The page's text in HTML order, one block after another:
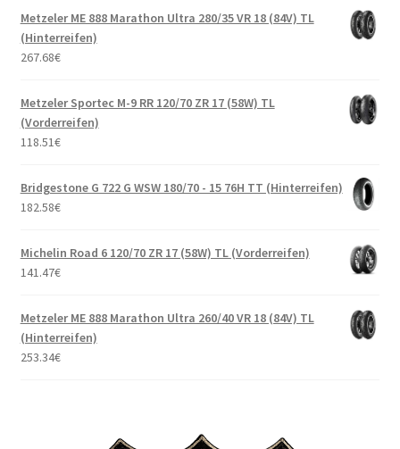
Metzeler ME 888 Marathon Ultra 280/35 VR 18 (84V) TL
(Hinterreifen)
267.68€
Metzeler Sportec M-9 RR 120/70 ZR 17 (58W) TL
(Vorderreifen)
118.51€
Bridgestone G 722 G WSW 180/70 - 15 76H TT (Hinterreifen)
182.58€
Michelin Road 6 120/70 ZR 17 (58W) TL (Vorderreifen)
141.47€
Metzeler ME 888 Marathon Ultra 260/40 VR 18 (84V) TL
(Hinterreifen)
253.34€